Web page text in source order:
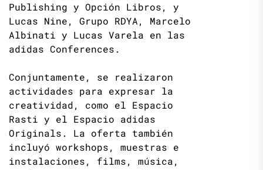
Publishing y Opción Libros, y
Lucas Nine, Grupo RDYA, Marcelo
Albinati y Lucas Varela en las
adidas Conferences.
Conjuntamente, se realizaron
actividades para expresar la
creatividad, como el Espacio
Rasti y el Espacio adidas
Originals. La oferta también
incluyó workshops, muestras e
instalaciones, films, música,